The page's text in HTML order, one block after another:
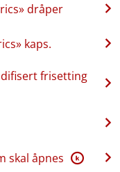
dråper
kaps.
frisetting
skal åpnes K